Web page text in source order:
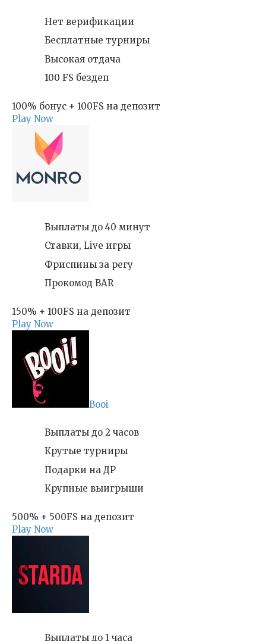
Нет верификации
Бесплатные турниры
Высокая отдача
100 FS бездеп
100% бонус + 100FS на депозит
Play Now
Выплаты до 40 минут
Ставки, Live игры
Фриспины за регу
Прокомод BAR
150% + 100FS на депозит
Play Now
Booi
Выплаты до 2 часов
Крутые турниры
Подарки на ДР
Крупные выигрыши
500% + 500FS на депозит
Play Now
Выплаты до 1 часа